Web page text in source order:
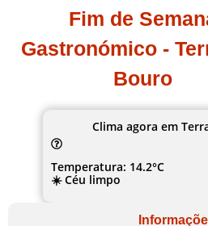
Fim de
Gastronómico -
Bouro
Clima agora em
Temperatura: 14.2°C
☀️ Céu limpo